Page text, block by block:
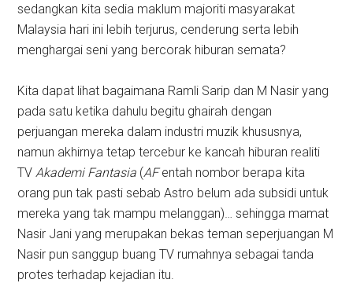
sedangkan kita sedia maklum majoriti masyarakat
Malaysia hari ini lebih terjurus, cenderung serta lebih
menghargai seni yang bercorak hiburan semata?
Kita dapat lihat bagaimana Ramli Sarip dan M Nasir yang
pada satu ketika dahulu begitu ghairah dengan
perjuangan mereka dalam industri muzik khususnya,
namun akhirnya tetap tercebur ke kancah hiburan realiti
TVAkademi Fantasia (AFentah nombor berapa kita
orang pun tak pasti sebab Astro belum ada subsidi untuk
mereka yang tak mampu melanggan)… sehingga mamat
Nasir Jani yang merupakan bekas teman seperjuangan M
Nasir pun sanggup buang TV rumahnya sebagai tanda
protes terhadap kejadian itu.